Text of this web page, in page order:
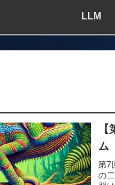
LLM
ム
第7
の